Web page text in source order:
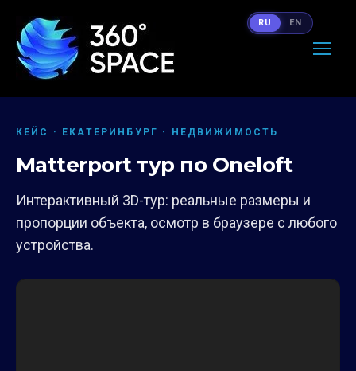
КЕЙС · ЕКАТЕРИНБУРГ · НЕДВИЖИМОСТЬ
Matterport тур по Oneloft
Интерактивный 3D-тур: реальные размеры и
пропорции объекта, осмотр в браузере с любого
устройства.
RU EN